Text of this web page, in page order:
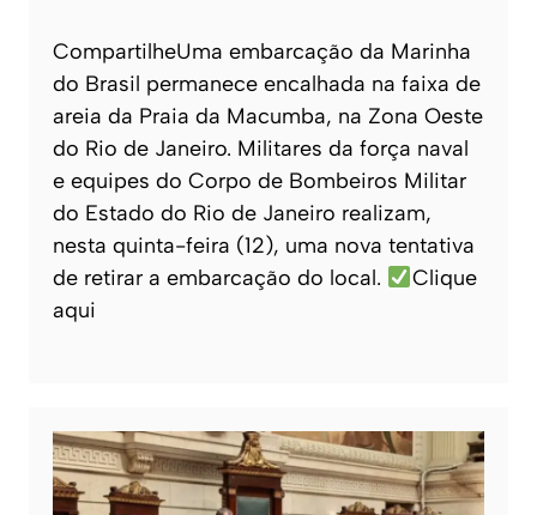
CompartilheUma embarcação da Marinha
do Brasil permanece encalhada na faixa de
areia da Praia da Macumba, na Zona Oeste
do Rio de Janeiro. Militares da força naval
e equipes do Corpo de Bombeiros Militar
do Estado do Rio de Janeiro realizam,
nesta quinta-feira (12), uma nova tentativa
de retirar a embarcação do local.
Clique
aqui